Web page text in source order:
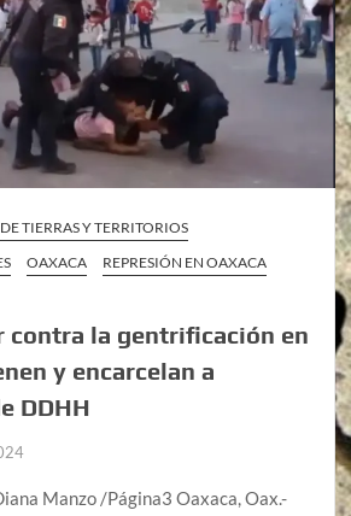
TIERRAS Y TERRITORIOS
OAXACA
REPRESIÓN EN OAXACA
contra la gentrificación en
y encarcelan a
DDHH
Manzo /Página3 Oaxaca, Oax.-